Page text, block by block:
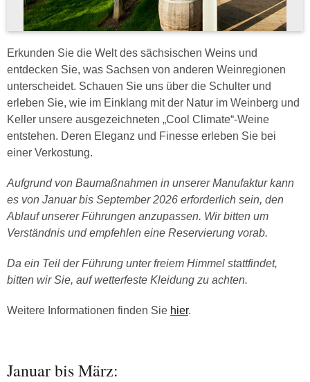
Erkunden Sie die Welt des sächsischen Weins und
entdecken Sie, was Sachsen von anderen Weinregionen
unterscheidet. Schauen Sie uns über die Schulter und
erleben Sie, wie im Einklang mit der Natur im Weinberg und
Keller unsere ausgezeichneten „Cool Climate“-Weine
entstehen. Deren Eleganz und Finesse erleben Sie bei
einer Verkostung.
Aufgrund von Baumaßnahmen in unserer Manufaktur kann
es von Januar bis September 2026 erforderlich sein, den
Ablauf unserer Führungen anzupassen. Wir bitten um
Verständnis und empfehlen eine Reservierung vorab.
Da ein Teil der Führung unter freiem Himmel stattfindet,
bitten wir Sie, auf wetterfeste Kleidung zu achten.
Weitere Informationen finden Sie hier.
Januar bis März: